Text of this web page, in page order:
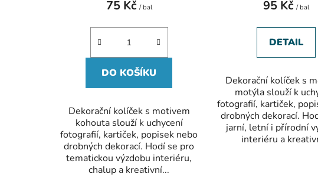
75 Kč / bal
DO KOŠÍKU
Dekorační kolíček s motivem
kohouta slouží k uchycení
fotografií, kartiček, popisek nebo
drobných dekorací. Hodí se pro
tematickou výzdobu interiéru,
chalup a kreativní...
95 Kč / bal
DETAIL
Dekorační kolíček s
motýla slouží k
fotografií, kartiček,
drobných dekorací.
jarní, letní i přírodní
interiéru a